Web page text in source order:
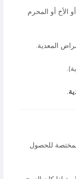
الأخ أو المحرم
المعدية.
للحصول